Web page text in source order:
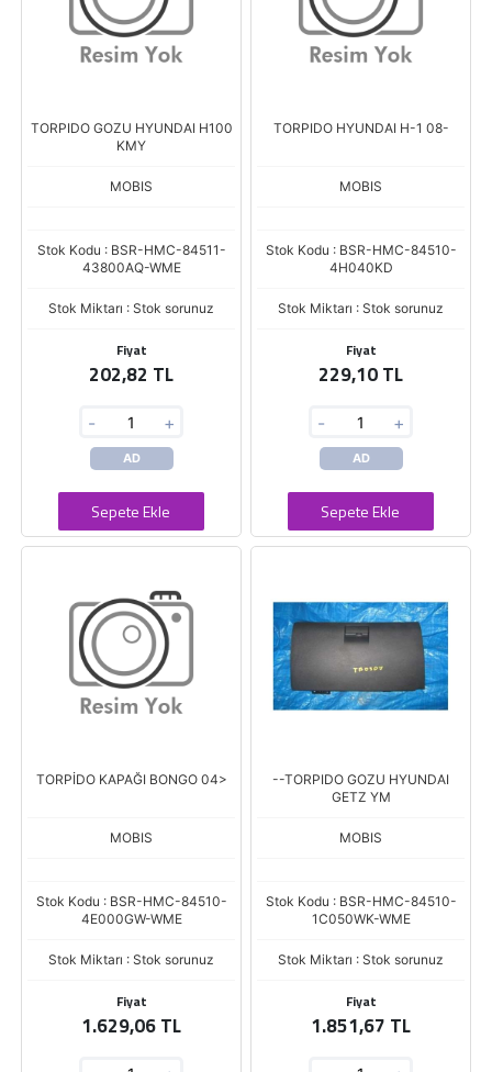
TORPIDO GOZU HYUNDAI H100
KMY
MOBIS
Stok Kodu : BSR-HMC-84511-
43800AQ-WME
Stok Miktarı : Stok sorunuz
Fiyat
202,82 TL
- +
AD
Sepete Ekle
TORPIDO HYUNDAI H-1 08-
MOBIS
Stok Kodu : BSR-HMC-84510-
4H040KD
Stok Miktarı : Stok sorunuz
Fiyat
229,10 TL
- +
AD
Sepete Ekle
TORPİDO KAPAĞI BONGO 04>
MOBIS
Stok Kodu : BSR-HMC-84510-
4E000GW-WME
Stok Miktarı : Stok sorunuz
Fiyat
1.629,06 TL
--TORPIDO GOZU HYUNDAI
GETZ YM
MOBIS
Stok Kodu : BSR-HMC-84510-
1C050WK-WME
Stok Miktarı : Stok sorunuz
Fiyat
1.851,67 TL